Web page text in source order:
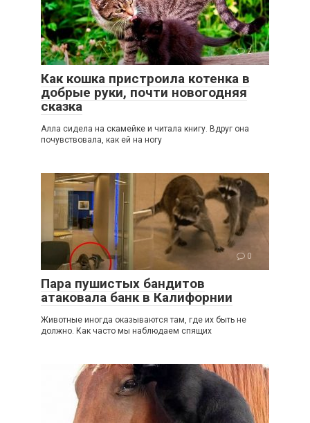
2
Как кошка пристроила котенка в
добрые руки, почти новогодняя
сказка
Алла сидела на скамейке и читала книгу. Вдруг она
почувствовала, как ей на ногу
0
Пара пушистых бандитов
атаковала банк в Калифорнии
Животные иногда оказываются там, где их быть не
должно. Как часто мы наблюдаем спящих